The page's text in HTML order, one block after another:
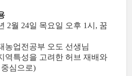
2월 24일 목요일 오후 1시, 꿈
농업전공부 오도 선생님
역특성을 고려한 허브 재배와
심으로)